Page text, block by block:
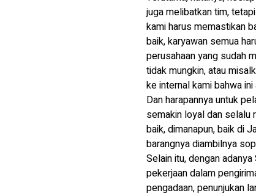
juga melibatkan tim,
kami harus memastikan
baik, karyawan semua
perusahaan yang sudah
tidak mungkin, atau
ke internal kami bahwa
Dan harapannya untuk
semakin loyal dan selalu
baik, dimanapun, baik di
barangnya diambilnya
Selain itu, dengan
pekerjaan dalam
pengadaan, penunjukan